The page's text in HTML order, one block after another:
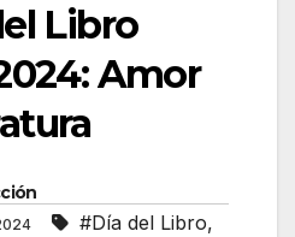
Libro
Amor
#Día del Libro,